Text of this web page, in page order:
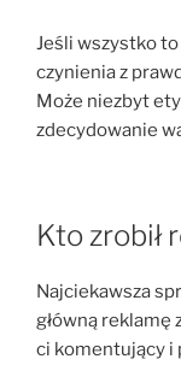
Jeśli wszystko
czynienia z
Może niezbyt
zdecydowanie
Kto zrobił
Najciekawsza
główną reklamę
ci komentujący i